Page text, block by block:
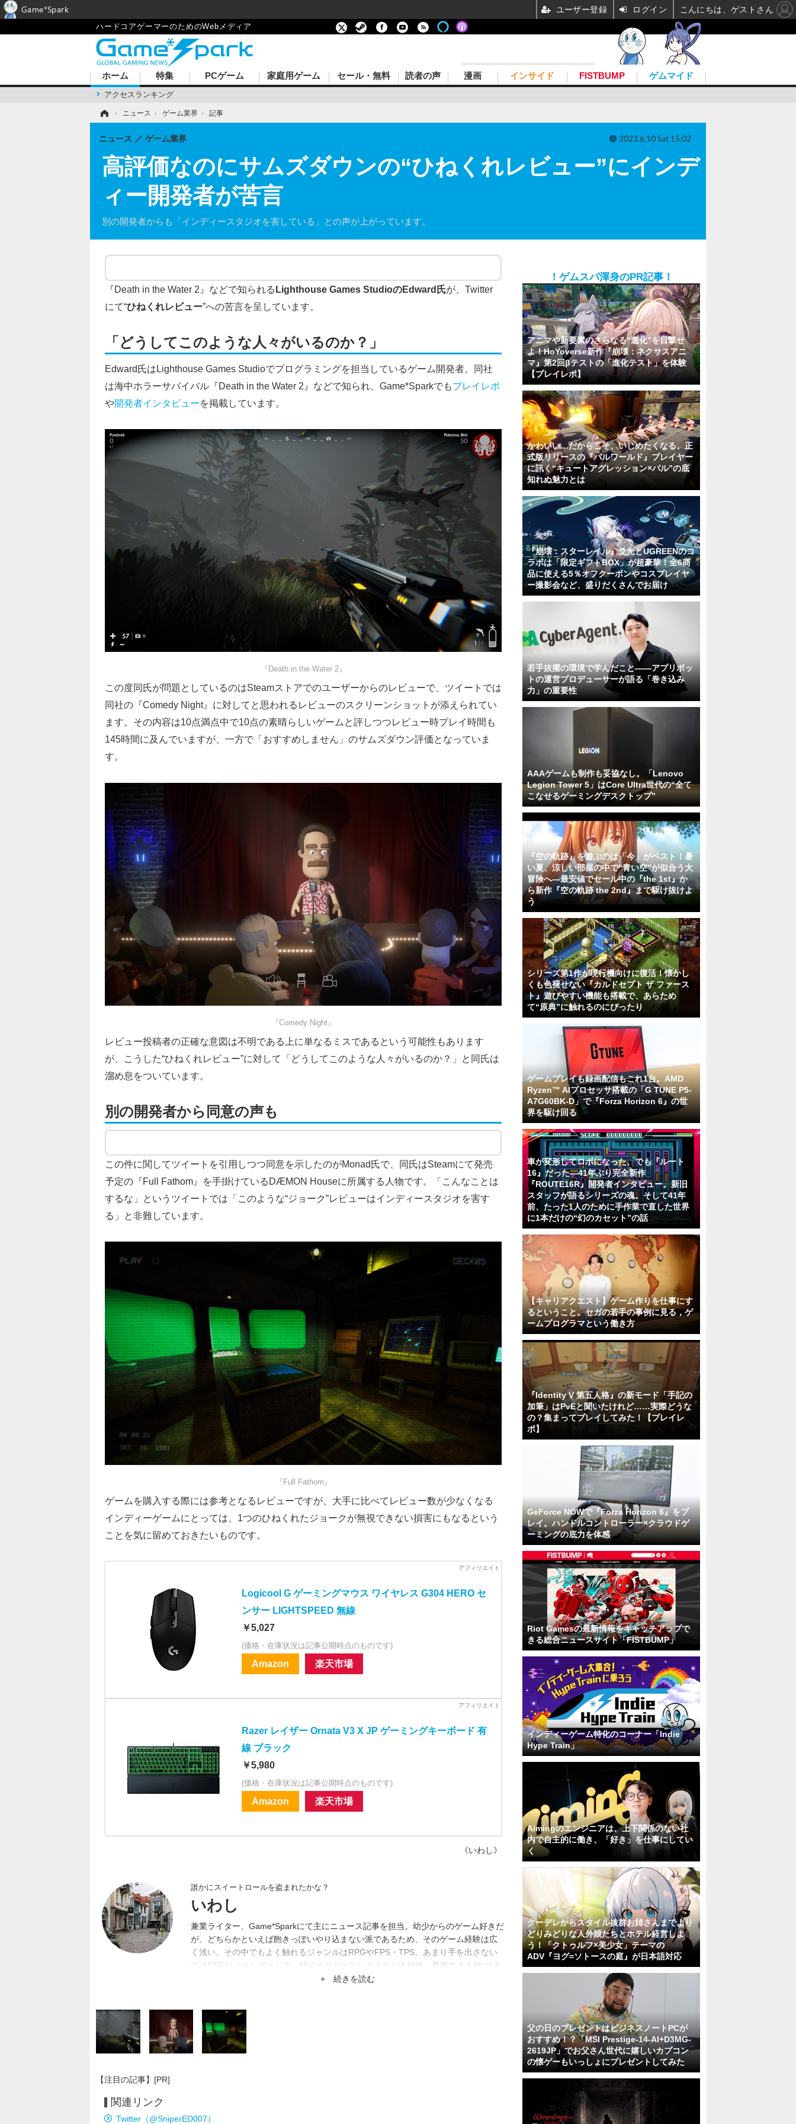
ハードコアゲーマーのためのWebメディア
ホーム
アクセスランキング
特集 PCゲーム 家庭用ゲーム セール・無料 読者の声 漫画 インサイド FISTBUMP ゲムマイド
› ニュース › ゲーム業界 › 記事
高評価なのにサムズダウンの“ひねくれレビュー”にインデ
ィー開発者が苦言
別の開発者からも「インディースタジオを害している」との声が上がっています。
ニュース ゲーム業界 2023.6.10 Sat 15:02
『Death in the Water 2』などで知られるLighthouse Games StudioのEdward氏が、Twitter
にて“ひねくれレビュー”への苦言を呈しています。
「どうしてこのような人々がいるのか？」
Edward氏はLighthouse Games Studioでプログラミングを担当しているゲーム開発者。同社
は海中ホラーサバイバル『Death in the Water 2』などで知られ、Game*Sparkでもプレイレポ
や開発者インタビューを掲載しています。
『Death in the Water 2』
この度同氏が問題としているのはSteamストアでのユーザーからのレビューで、ツイートでは
同社の『Comedy Night』に対してと思われるレビューのスクリーンショットが添えられてい
ます。その内容は10点満点中で10点の素晴らしいゲームと評しつつレビュー時プレイ時間も
145時間に及んでいますが、一方で「おすすめしません」のサムズダウン評価となっていま
す。
『Comedy Night』
レビュー投稿者の正確な意図は不明である上に単なるミスであるという可能性もあります
が、こうした“ひねくれレビュー”に対して「どうしてこのような人々がいるのか？」と同氏は
溜め息をついています。
別の開発者から同意の声も
この件に関してツイートを引用しつつ同意を示したのがMonad氏で、同氏はSteamにて発売
予定の『Full Fathom』を手掛けているDÆMON Houseに所属する人物です。「こんなことは
するな」というツイートでは「このような“ジョーク”レビューはインディースタジオを害す
る」と非難しています。
『Full Fathom』
ゲームを購入する際には参考となるレビューですが、大手に比べてレビュー数が少なくなる
インディーゲームにとっては、1つのひねくれたジョークが無視できない損害にもなるという
ことを気に留めておきたいものです。
Logicool G ゲーミングマウス ワイヤレス G304 HERO セ
ンサー LIGHTSPEED 無線
￥5,027
(価格・在庫状況は記事公開時点のものです)
Amazon 楽天市場
Razer レイザー Ornata V3 X JP ゲーミングキーボード 有
線 ブラック
￥5,980
(価格・在庫状況は記事公開時点のものです)
Amazon 楽天市場
《いわし》
誰かにスイートロールを盗まれたかな？
いわし
兼業ライター、Game*Sparkにて主にニュース記事を担当。幼少からのゲーム好きだ
が、どちらかといえば飽きっぽいやり込まない派であるため、そのゲーム経験は広
く浅い。その中でもよく触れるジャンルはRPGやFPS・TPS、あまり手を出さない
のはSTGやノベルゲームで、特にベセゲーとハクスラが大好物。尊敬する人物はLA
+ 続きを読む
【注目の記事】[PR]
関連リンク
Twitter（@SniperED007）
！ゲムスパ渾身のPR記事！
アニマや新要素のさらなる“進化”を目撃せ
よ！HoYoverse新作『崩壊：ネクサスアニ
マ』第2回βテストの「進化テスト」を体験
【プレイレポ】
かわいい…だからこそ、いじめたくなる。正
式版リリースの『パルワールド』プレイヤー
に訊く“キュートアグレッション×パル”の底
知れぬ魅力とは
『崩壊：スターレイル』爻光とUGREENのコ
ラボは「限定ギフトBOX」が超豪華！全6商
品に使える5％オフクーポンやコスプレイヤ
ー撮影会など、盛りだくさんでお届け
若手抜擢の環境で学んだこと――アプリボッ
トの運営プロデューサーが語る「巻き込み
力」の重要性
AAAゲームも制作も妥協なし。「Lenovo
Legion Tower 5」はCore Ultra世代の“全て
こなせるゲーミングデスクトップ”
『空の軌跡』を遊ぶのは「今」がベスト！暑
い夏、涼しい部屋の中で“青い空”が似合う大
冒険へ―最安値でセール中の『the 1st』か
ら新作『空の軌跡 the 2nd』まで駆け抜けよ
う
シリーズ第1作が現行機向けに復活！懐かし
くも色褪せない『カルドセプト ザ ファース
ト』遊びやすい機能も搭載で、あらため
て“原典”に触れるのにぴったり
ゲームプレイも録画配信もこれ1台。AMD
Ryzen™ AIプロセッサ搭載の「G TUNE P5-
A7G60BK-D」で『Forza Horizon 6』の世
界を駆け回る
車が変形してロボになった、でも『ルート
16』だった―41年ぶり完全新作
『ROUTE16R』開発者インタビュー。新旧
スタッフが語るシリーズの魂。そして41年
前、たった1人のために手作業で直した世界
に1本だけの“幻のカセット”の話
【キャリアクエスト】ゲーム作りを仕事にす
るということ。セガの若手の事例に見る，ゲ
ームプログラマという働き方
『Identity V 第五人格』の新モード「手記の
加筆」はPvEと聞いたけれど……実際どうな
の？集まってプレイしてみた！【プレイレ
ポ】
GeForce NOWで『Forza Horizon 6』をプ
レイ。ハンドルコントローラー×クラウドゲ
ーミングの底力を体感
Riot Gamesの最新情報をキャッチアップで
きる総合ニュースサイト「FISTBUMP」
インディーゲーム特化のコーナー「Indie
Hype Train」
Aimingのエンジニアは、上下関係のない社
内で自主的に働き、「好き」を仕事にしてい
く
クーデレからスタイル抜群お姉さんまでより
どりみどりな人外娘たちとホテル経営しよ
う！「クトゥルフ×美少女」テーマの
ADV『ヨグ=ソトースの庭』が日本語対応
父の日のプレゼントはビジネスノートPCが
おすすめ！？「MSI Prestige-14-AI+D3MG-
2619JP」でお父さん世代に嬉しいカプコン
の懐ゲーもいっしょにプレゼントしてみた
Game*Spark ユーザー登録 ログイン こんにちは、ゲストさん